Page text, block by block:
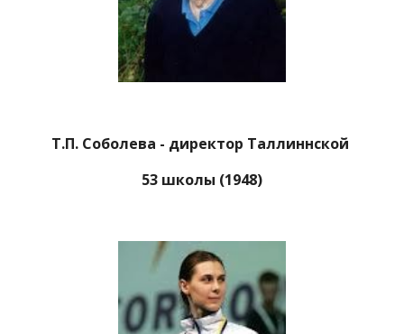
Т.П. Соболева - директор Таллиннской
53 школы (1948)